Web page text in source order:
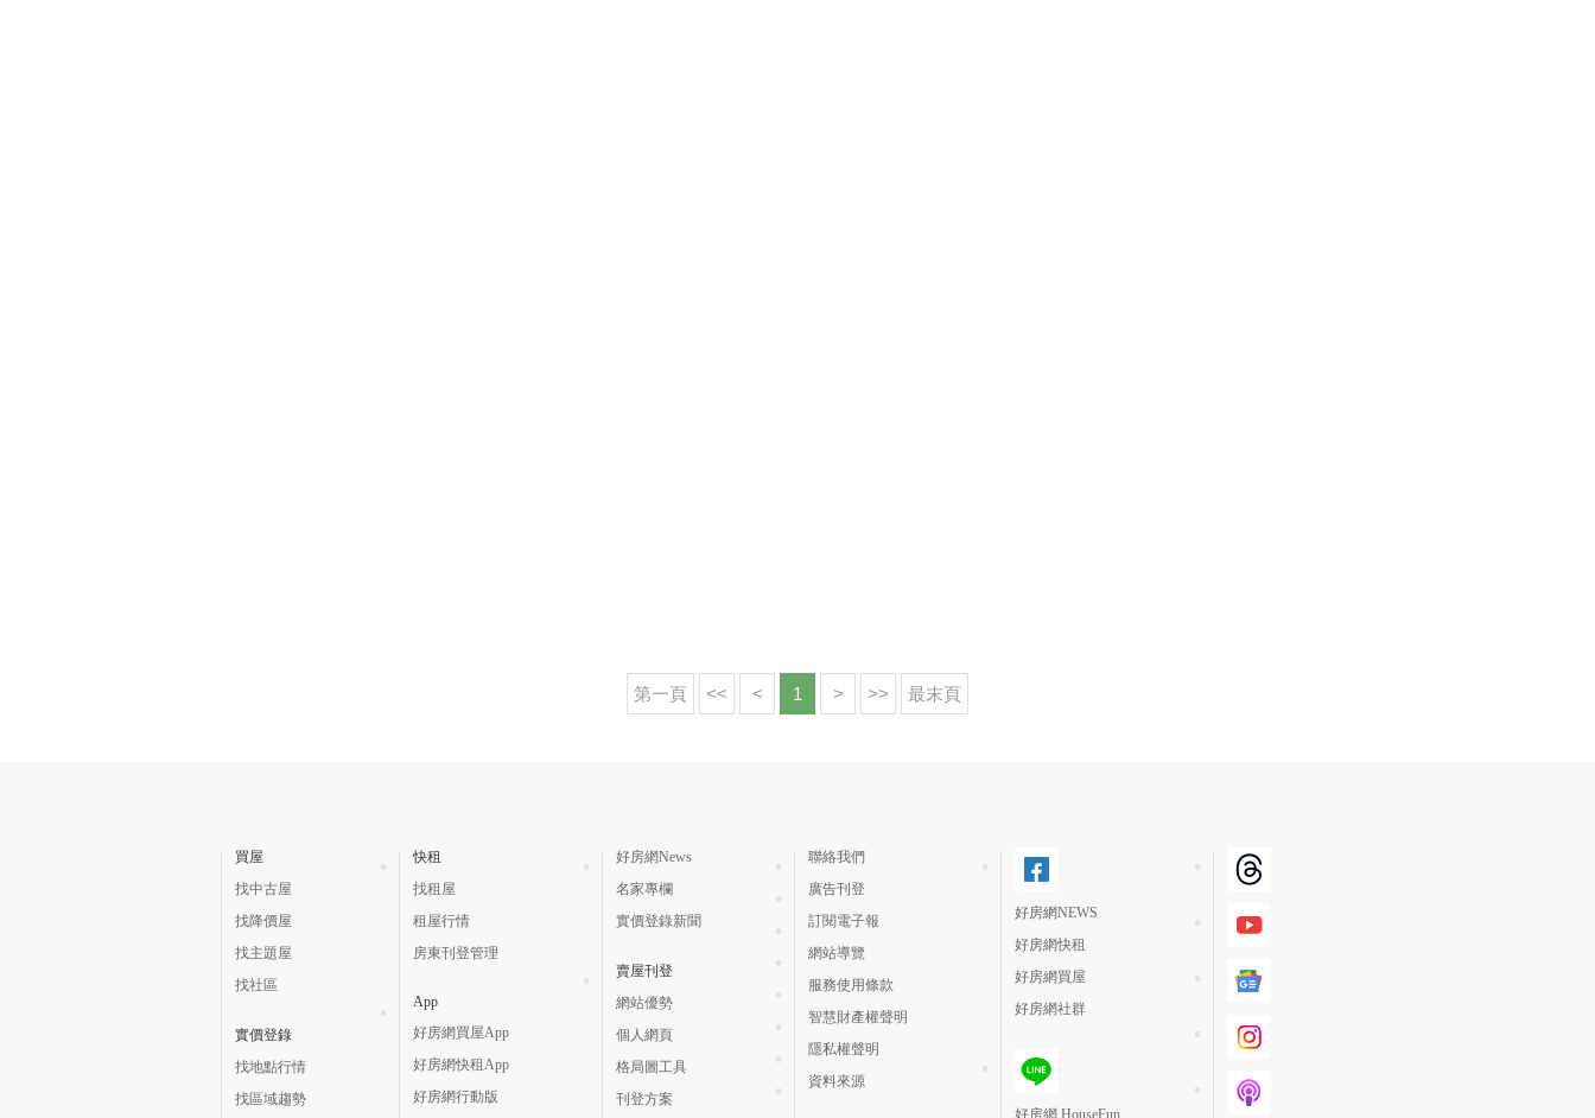
第一頁 << < 1 > >> 最末頁
買屋
找中古屋
找降價屋
找主題屋
找社區
實價登錄
找地點行情
找區域趨勢
快租
找租屋
租屋行情
房東刊登管理
App
好房網買屋App
好房網快租App
好房網行動版
好房網News
名家專欄
實價登錄新聞
賣屋刊登
網站優勢
個人網頁
格局圖工具
刊登方案
聯絡我們
廣告刊登
訂閱電子報
網站導覽
服務使用條款
智慧財產權聲明
隱私權聲明
資料來源
好房網NEWS
好房網快租
好房網買屋
好房網社群
好房網 HouseFun